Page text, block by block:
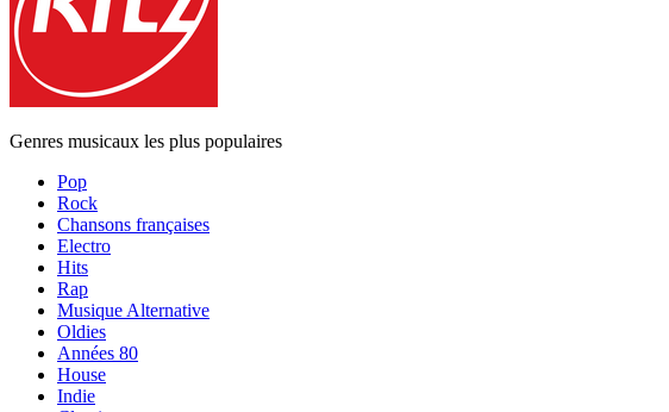
Genres musicaux les plus populaires
Pop
Rock
Chansons françaises
Electro
Hits
Rap
Musique Alternative
Oldies
Années 80
House
Indie